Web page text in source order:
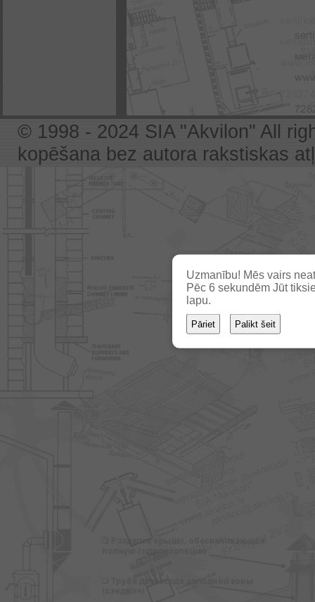
© 1998 - 2024 SIA "Akvilon" All
kopēšana bez autora rakstiskas
Uzmanību! Mēs vairs
Pēc 5 sekundēm Jūt
lapu.
Pāriet Palikt šeit